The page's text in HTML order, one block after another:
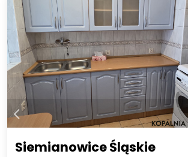
Siemianowice Śląskie